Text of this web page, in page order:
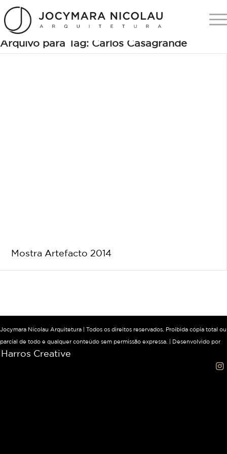
Arquivo para Tag: Carlos Casagrande
Mostra Artefacto 2014
Jocymara Nicolau Arquitetura | Todos os direitos reservados. Proibida cópia total ou
parcial de todo e qualquer conteúdo sem permissão expressa. | Desenvolvido por
Harros Creative